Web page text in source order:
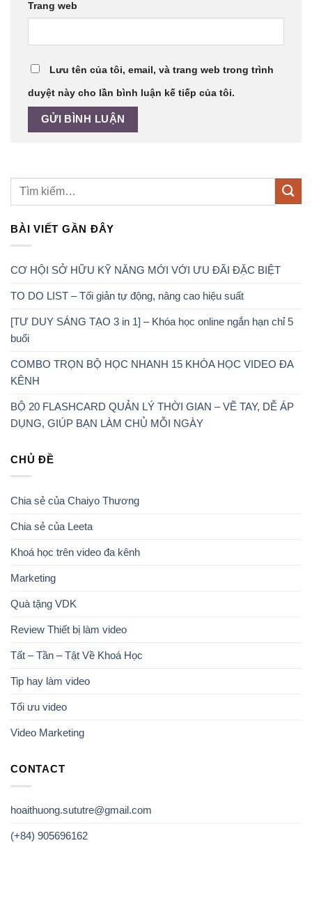
Trang web
Lưu tên của tôi, email, và trang web trong trình
duyệt này cho lần bình luận kế tiếp của tôi.
BÀI VIẾT GẦN ĐÂY
CƠ HỘI SỞ HỮU KỸ NĂNG MỚI VỚI ƯU ĐÃI ĐẶC BIỆT
TO DO LIST – Tối giản tự động, nâng cao hiệu suất
[TƯ DUY SÁNG TẠO 3 in 1] – Khóa học online ngắn hạn chỉ 5
buổi
COMBO TRỌN BỘ HỌC NHANH 15 KHÓA HỌC VIDEO ĐA
KÊNH
BỘ 20 FLASHCARD QUẢN LÝ THỜI GIAN – VẼ TAY, DỄ ÁP
DỤNG, GIÚP BẠN LÀM CHỦ MỖI NGÀY
CHỦ ĐỀ
Chia sẻ của Chaiyo Thương
Chia sẻ của Leeta
Khoá học trên video đa kênh
Marketing
Quà tặng VDK
Review Thiết bị làm video
Tất – Tần – Tật Về Khoá Học
Tip hay làm video
Tối ưu video
Video Marketing
CONTACT
hoaithuong.sututre@gmail.com
(+84) 905696162